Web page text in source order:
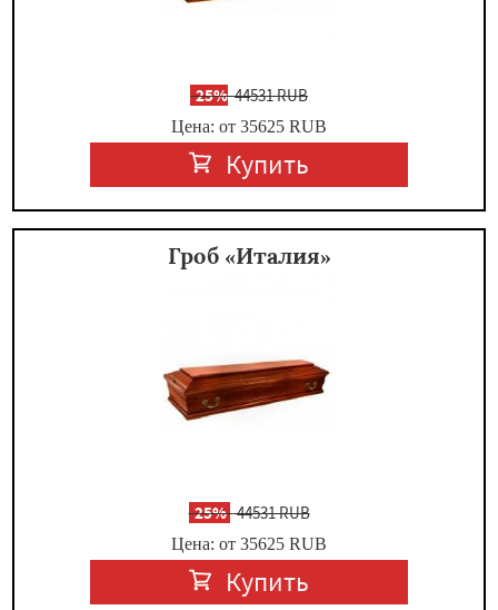
-25%44531 RUB
Цена: от 35625 RUB
Купить
Гроб «Италия»
-25%44531 RUB
Цена: от 35625 RUB
Купить